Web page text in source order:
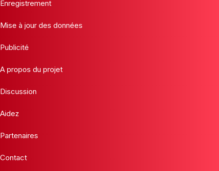
Enregistrement
Mise à jour des données
Publicité
A propos du projet
Discussion
Aidez
Partenaires
Contact